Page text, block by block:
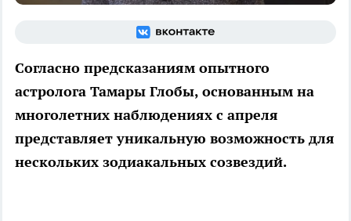
Согласно предсказаниям опытного
астролога Тамары Глобы, основанным на
многолетних наблюдениях с апреля
представляет уникальную возможность для
нескольких зодиакальных созвездий.